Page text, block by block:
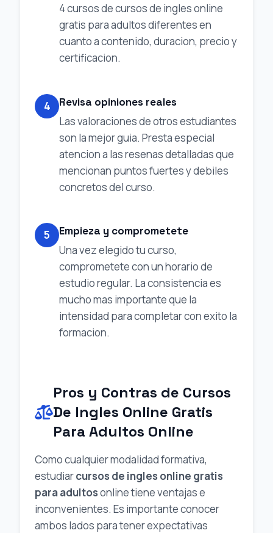
4 cursos de cursos de ingles online
gratis para adultos diferentes en
cuanto a contenido, duracion, precio y
certificacion.
4 Revisa opiniones reales
Las valoraciones de otros estudiantes
son la mejor guia. Presta especial
atencion a las resenas detalladas que
mencionan puntos fuertes y debiles
concretos del curso.
5 Empieza y comprometete
Una vez elegido tu curso,
comprometete con un horario de
estudio regular. La consistencia es
mucho mas importante que la
intensidad para completar con exito la
formacion.
Pros y Contras de Cursos
De Ingles Online Gratis
Para Adultos Online
Como cualquier modalidad formativa,
estudiarcursos de ingles online gratis
para adultosonline tiene ventajas e
inconvenientes. Es importante conocer
ambos lados para tener expectativas